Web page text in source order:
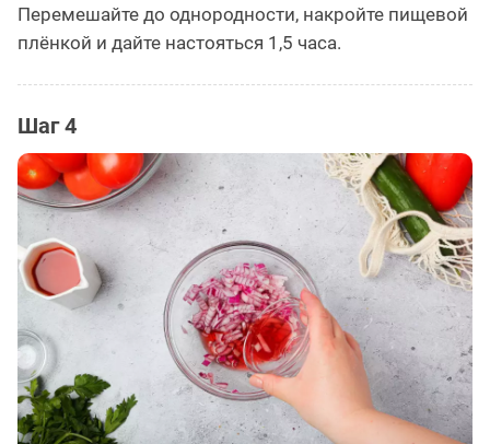
Перемешайте до однородности, накройте пищевой
плёнкой и дайте настояться 1,5 часа.
Шаг 4